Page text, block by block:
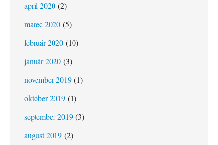
apríl 2020 (2)
marec 2020 (5)
február 2020 (10)
január 2020 (3)
november 2019 (1)
október 2019 (1)
september 2019 (3)
august 2019 (2)